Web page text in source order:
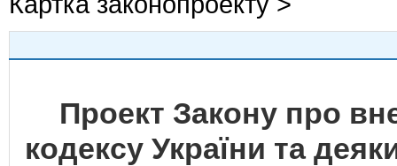
Проект Закону про
кодексу України та